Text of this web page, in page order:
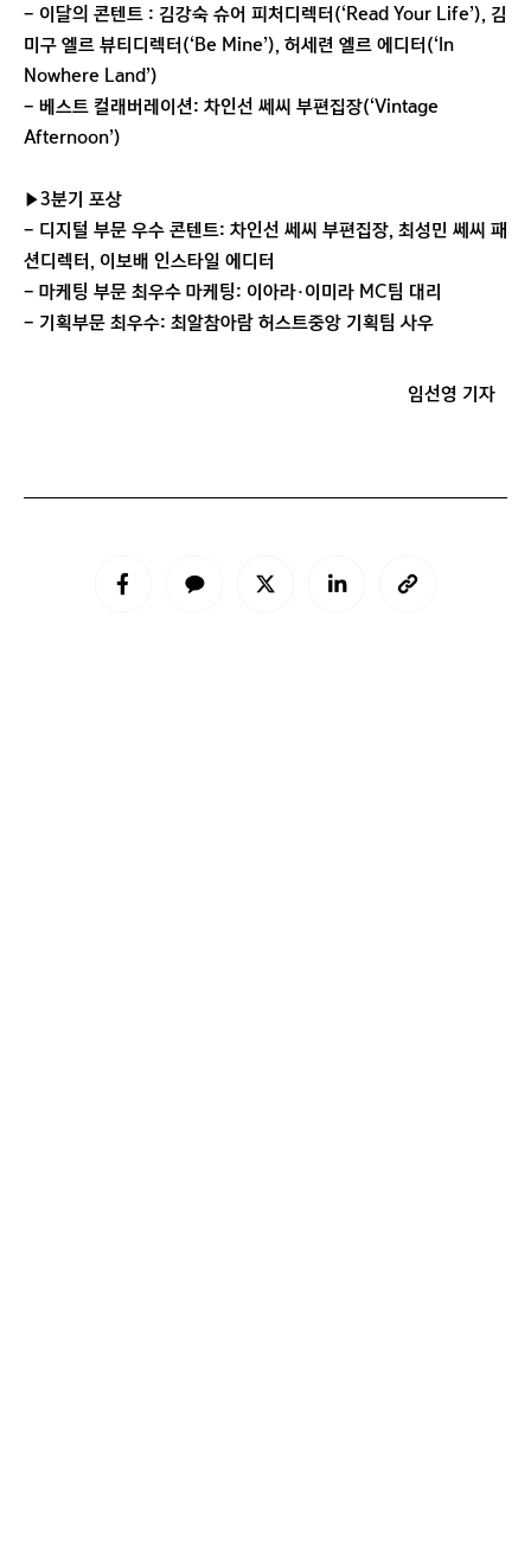
- 이달의 콘텐트 : 김강숙 슈어 피처디렉터(‘Read Your Life’), 김
미구 엘르 뷰티디렉터(‘Be Mine’), 허세련 엘르 에디터(‘In
Nowhere Land’)
- 베스트 컬래버레이션: 차인선 쎄씨 부편집장(‘Vintage
Afternoon’)
▶3분기 포상
- 디지털 부문 우수 콘텐트: 차인선 쎄씨 부편집장, 최성민 쎄씨 패
션디렉터, 이보배 인스타일 에디터
- 마케팅 부문 최우수 마케팅: 이아라·이미라 MC팀 대리
- 기획부문 최우수: 최알참아람 허스트중앙 기획팀 사우
임선영 기자